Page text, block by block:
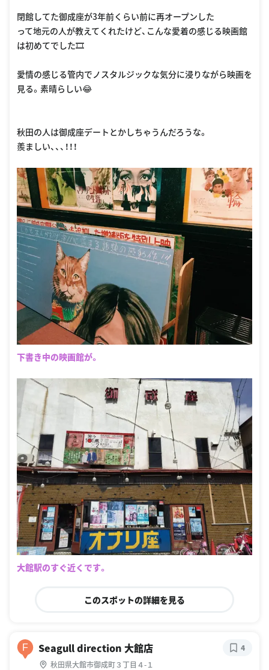
閉館してた御成座が3年前くらい前に再オープンした
って地元の人が教えてくれたけど、こんな愛着の感じる映画館
は初めてでした🎞
愛情の感じる管内でノスタルジックな気分に浸りながら映画を
見る。素晴らしい😂
秋田の人は御成座デートとかしちゃうんだろうな。
羨ましい、、、！！！
下書き中の映画館が。
大館駅のすぐ近くです。
このスポットの詳細を見る
F Seagull direction 大館店
秋田県大館市御成町３丁目４-１
4